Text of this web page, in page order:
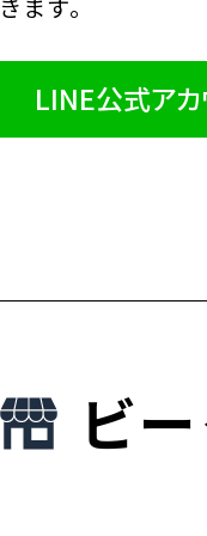
きます。
LINE公式アカ
ビ